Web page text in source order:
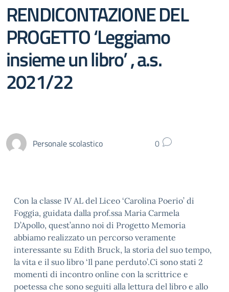
RENDICONTAZIONE DEL
PROGETTO ‘Leggiamo
insieme un libro’ , a.s.
2021/22
Personale scolastico 0
Con la classe IV AL del Liceo ‘Carolina Poerio’ di
Foggia, guidata dalla prof.ssa Maria Carmela
D’Apollo, quest’anno noi di Progetto Memoria
abbiamo realizzato un percorso veramente
interessante su Edith Bruck, la storia del suo tempo,
la vita e il suo libro ‘Il pane perduto’.Ci sono stati 2
momenti di incontro online con la scrittrice e
poetessa che sono seguiti alla lettura del libro e allo